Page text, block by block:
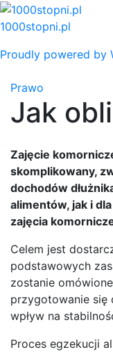
Skip
to
1000stopni.pl
Proudly powered by
Prawo
Jak
Zajęcie
skomplikowany,
dochodów
alimentów, jak i
zajęcia
Celem jest
podstawowych
zostanie
przygotowanie się
wpływ na
Proces egzekucji